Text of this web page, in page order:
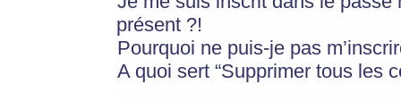
présent ?!
Pourquoi ne puis-je pas
A quoi sert “Supprimer tous les